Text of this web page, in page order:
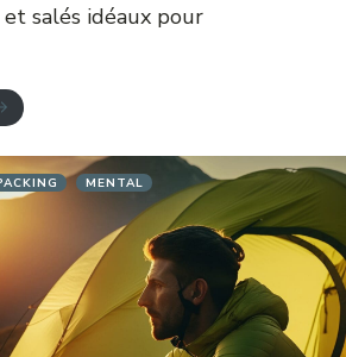
et salés idéaux pour
MENTAL